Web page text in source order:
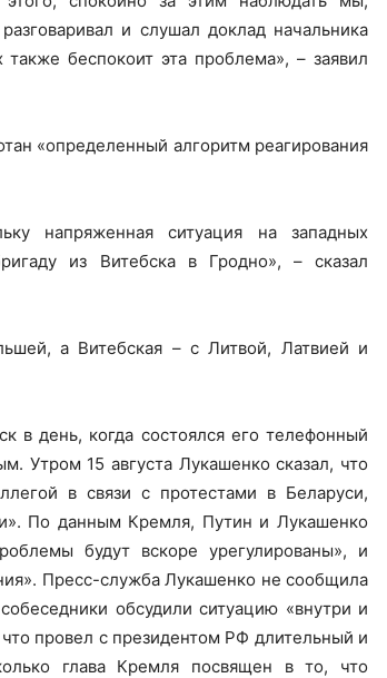
и слушал доклад начальника
беспокоит эта проблема», – заявил
«определенный алгоритм реагирования
напряженная ситуация на западных
из Витебска в Гродно», – сказал
а Витебская – с Литвой, Латвией и
в день, когда состоялся его телефонный
Утром 15 августа Лукашенко сказал, что
в связи с протестами в Беларуси,
По данным Кремля, Путин и Лукашенко
будут вскоре урегулированы», и
Пресс-служба Лукашенко не сообщила
обсудили ситуацию «внутри и
провел с президентом РФ длительный и
глава Кремля посвящен в то, что